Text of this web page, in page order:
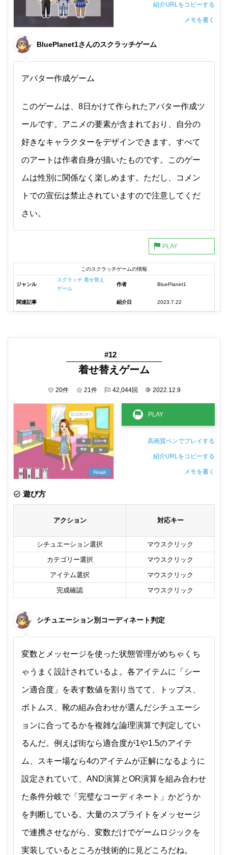
紹介URLをコピーする
メモを書く
BluePlanet1さんのスクラッチゲーム
アバター作成ゲーム
このゲームは、8日かけて作られたアバター作成ツ
ールです。アニメの要素が含まれており、自分の
好きなキャラクターをデザインできます。すべて
のアートは作者自身が描いたものです。このゲー
ムは性別に関係なく楽しめます。ただし、コメン
トでの宣伝は禁止されていますので注意してくだ
さい。
このスクラッチゲームの情報
ジャンル
スクラッチ 着せ替え
ゲーム
作者 BluePlanet1
関連記事 紹介日 2023.7.22
#12
着せ替えゲーム
20件 21 件 42,044回 © 2022.12.9
高画質ペンでプレイする
紹介URLをコピーする
メモを書く
遊び方
アクション 対応キー
シチュエーション選択
マウスクリック
カテゴリー選択
マウスクリック
アイテム選択
マウスクリック
完成確認
マウスクリック
シチュエーション別コーディネート判定
変数とメッセージを使った状態管理がめちゃくち
ゃうまく設計されているよ。各アイテムに「シー
ン適合度」を表す数値を割り当てて、トップス、
ボトムス、靴の組み合わせが選んだシチュエーシ
ョンに合ってるかを複雑な論理演算で判定してい
るんだ。例えば街なら適合度が1や1.5のアイテ
ム、スキー場なら4のアイテムが正解になるように
設定されていて、AND演算とOR演算を組み合わせ
た条件分岐で「完璧なコーディネート」かどうか
を判断している。大量のスプライトをメッセージ
で連携させながら、変数だけでゲームロジックを
実装しているところが技術的に見どころだね。